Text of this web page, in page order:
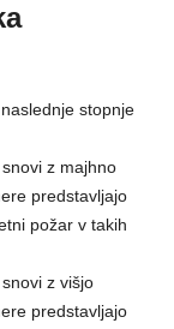
stopnje
z majhno
predstavljajo
požar v takih
z višjo
predstavljajo